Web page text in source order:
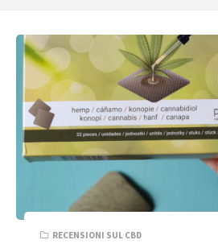
RECENSIONI SUL CBD